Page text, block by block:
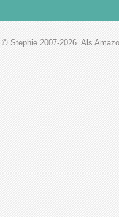
© Stephie 2007-2026. Als